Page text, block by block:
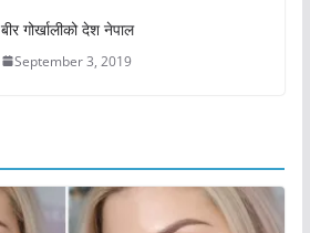
बीर गोर्खालीको देश नेपाल
September 3, 2019